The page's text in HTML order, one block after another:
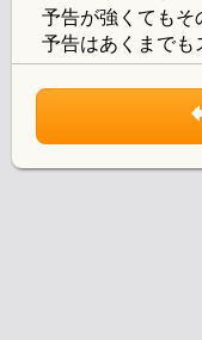
予告が強くてもそ
予告はあくまでも